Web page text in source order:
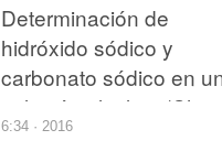
Determinación de
hidróxido sódico y
carbonato sódico en
solución alcalina
6:34 · 2016